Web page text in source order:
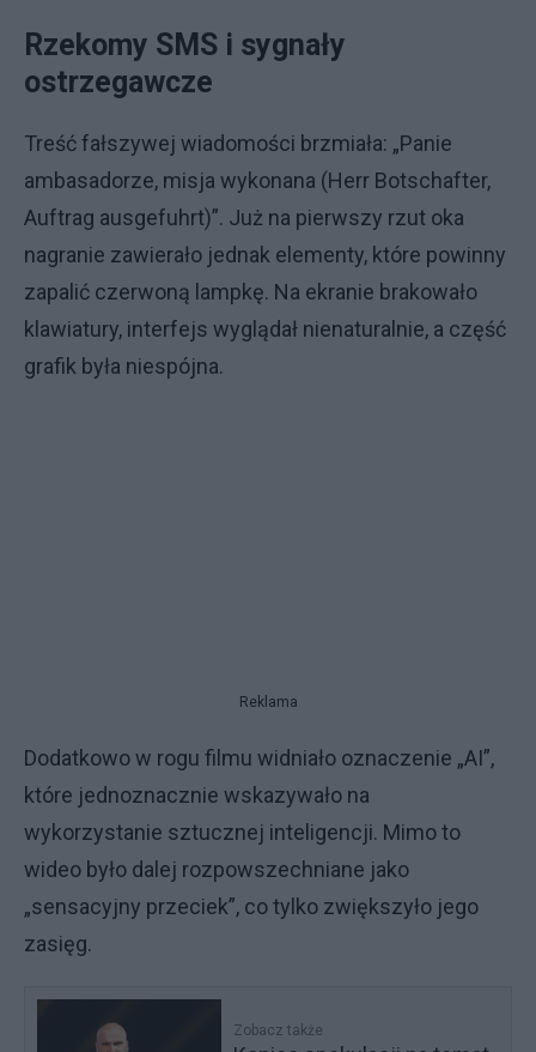
Rzekomy SMS i sygnały
ostrzegawcze
Treść fałszywej wiadomości brzmiała: „Panie
ambasadorze, misja wykonana (Herr Botschafter,
Auftrag ausgefuhrt)”. Już na pierwszy rzut oka
nagranie zawierało jednak elementy, które powinny
zapalić czerwoną lampkę. Na ekranie brakowało
klawiatury, interfejs wyglądał nienaturalnie, a część
grafik była niespójna.
Reklama
Dodatkowo w rogu filmu widniało oznaczenie „AI”,
które jednoznacznie wskazywało na
wykorzystanie sztucznej inteligencji. Mimo to
wideo było dalej rozpowszechniane jako
„sensacyjny przeciek”, co tylko zwiększyło jego
zasięg.
Zobacz także